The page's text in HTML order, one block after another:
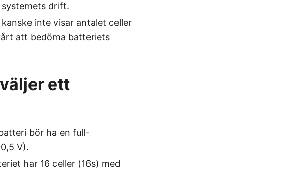
drift.
inte visar antalet celler
att bedöma batteriets
ett
bör ha en full-
V).
har 16 celler (16s) med